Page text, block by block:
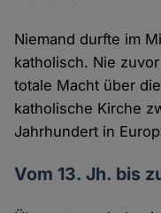
Niemand durfte im
katholisch. Nie
totale Macht über
katholische Kirche
Jahrhundert in
Vom 13. Jh. bis